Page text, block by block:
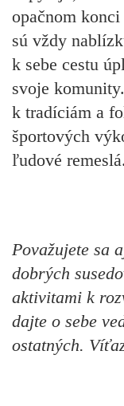
opačnom
sú vždy
k sebe cestu
svoje
k tradíciám a
športových
ľudové remeslá.
Považujete sa
dobrých
aktivitami k
dajte o sebe
ostatných.